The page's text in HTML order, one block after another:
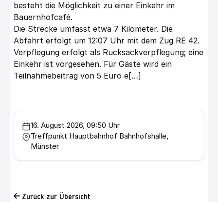
besteht die Möglichkeit zu einer Einkehr im
Bauernhofcafé.
Die Strecke umfasst etwa 7 Kilometer. Die
Abfahrt erfolgt um 12:07 Uhr mit dem Zug RE 42.
Verpflegung erfolgt als Rucksackverpflegung; eine
Einkehr ist vorgesehen. Für Gäste wird ein
Teilnahmebeitrag von 5 Euro e[…]
16. August 2026, 09:50 Uhr
Treffpunkt Hauptbahnhof Bahnhofshalle,
Münster
Zurück zur Übersicht